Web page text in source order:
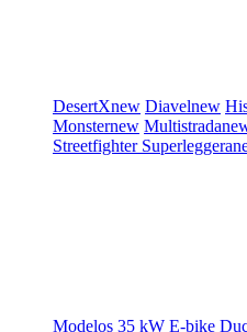
DesertXnew Diavelnew
Monsternew Multistrada
Streetfighter Superleggera
Modelos 35 kW E-bike